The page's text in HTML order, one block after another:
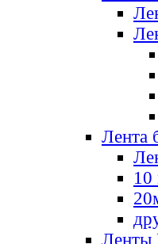
Лента
10
Ленты